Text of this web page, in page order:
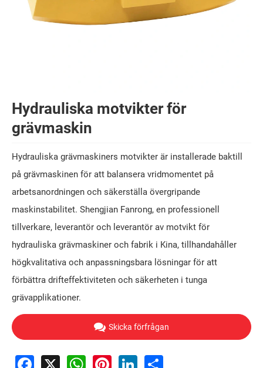
Hydrauliska motvikter för
grävmaskin
Hydrauliska grävmaskiners motvikter är installerade baktill
på grävmaskinen för att balansera vridmomentet på
arbetsanordningen och säkerställa övergripande
maskinstabilitet. Shengjian Fanrong, en professionell
tillverkare, leverantör och leverantör av motvikt för
hydrauliska grävmaskiner och fabrik i Kina, tillhandahåller
högkvalitativa och anpassningsbara lösningar för att
förbättra drifteffektiviteten och säkerheten i tunga
grävapplikationer.
Skicka förfrågan